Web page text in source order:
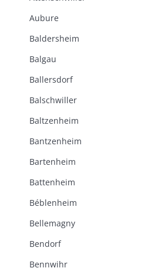
Aubure
Baldersheim
Balgau
Ballersdorf
Balschwiller
Baltzenheim
Bantzenheim
Bartenheim
Battenheim
Béblenheim
Bellemagny
Bendorf
Bennwihr